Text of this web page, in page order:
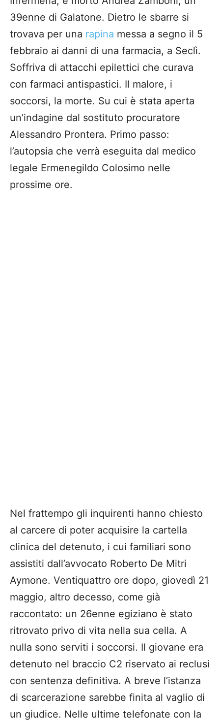
39enne di Galatone. Dietro le sbarre si
trovava per una rapina messa a segno il 5
febbraio ai danni di una farmacia, a Seclì.
Soffriva di attacchi epilettici che curava
con farmaci antispastici. Il malore, i
soccorsi, la morte. Su cui è stata aperta
un’indagine dal sostituto procuratore
Alessandro Prontera. Primo passo:
l’autopsia che verrà eseguita dal medico
legale Ermenegildo Colosimo nelle
prossime ore.
Nel frattempo gli inquirenti hanno chiesto
al carcere di poter acquisire la cartella
clinica del detenuto, i cui familiari sono
assistiti dall’avvocato Roberto De Mitri
Aymone. Ventiquattro ore dopo, giovedì 21
maggio, altro decesso, come già
raccontato: un 26enne egiziano è stato
ritrovato privo di vita nella sua cella. A
nulla sono serviti i soccorsi. Il giovane era
detenuto nel braccio C2 riservato ai reclusi
con sentenza definitiva. A breve l’istanza
di scarcerazione sarebbe finita al vaglio di
un giudice. Nelle ultime telefonate con la